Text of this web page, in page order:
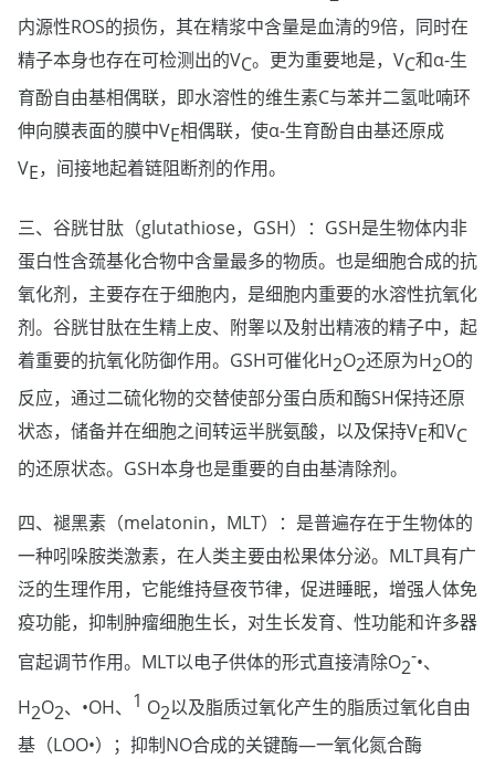
内源性ROS的损伤，其在精浆中含量是血清的9倍，同时在
精子本身也存在可检测出的VC。更为重要地是，VC和α-生
育酚自由基相偶联，即水溶性的维生素C与苯并二氢吡喃环
伸向膜表面的膜中VE相偶联，使α-生育酚自由基还原成
VE，间接地起着链阻断剂的作用。
三、谷胱甘肽（glutathiose，GSH）：GSH是生物体内非
蛋白性含巯基化合物中含量最多的物质。也是细胞合成的抗
氧化剂，主要存在于细胞内，是细胞内重要的水溶性抗氧化
剂。谷胱甘肽在生精上皮、附睾以及射出精液的精子中，起
着重要的抗氧化防御作用。GSH可催化H2O2还原为H2O的
反应，通过二硫化物的交替使部分蛋白质和酶SH保持还原
状态，储备并在细胞之间转运半胱氨酸，以及保持VE和VC
的还原状态。GSH本身也是重要的自由基清除剂。
四、褪黑素（melatonin，MLT）：是普遍存在于生物体的
一种吲哚胺类激素，在人类主要由松果体分泌。MLT具有广
泛的生理作用，它能维持昼夜节律，促进睡眠，增强人体免
疫功能，抑制肿瘤细胞生长，对生长发育、性功能和许多器
官起调节作用。MLT以电子供体的形式直接清除O2-•、
H2O2、•OH、 1 O2以及脂质过氧化产生的脂质过氧化自由
基（LOO•）；抑制NO合成的关键酶—一氧化氮合酶